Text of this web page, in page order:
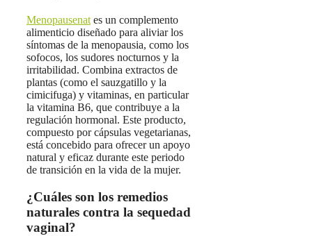
Menopausenates un complemento
alimenticio diseñado para aliviar los
síntomas de la menopausia, como los
sofocos, los sudores nocturnos y la
irritabilidad. Combina extractos de
plantas (como el sauzgatillo y la
cimicifuga) y vitaminas, en particular
la vitamina B6, que contribuye a la
regulación hormonal. Este producto,
compuesto por cápsulas vegetarianas,
está concebido para ofrecer un apoyo
natural y eficaz durante este periodo
de transición en la vida de la mujer.
¿Cuáles son los remedios
naturales contra la sequedad
vaginal?